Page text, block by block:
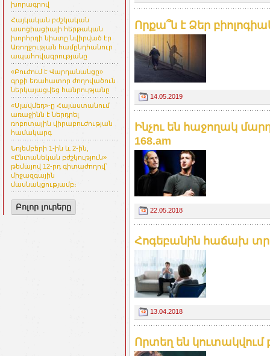
խորագրով
Հայկական բժշկական
ասոցիացիայի հերթական
խորհրդի նիստը նվիրված էր
Առողջության համընդհանուր
ապահովագրությանը
«Բուժում է Վարդանանցը»
գրքի եռահատոր ժողովածուն
ներկայացվեց հանրությանը
«Սլավմեդ»-ը Հայաստանում
առաջինն է ներդրել
ռոբոտային վիրաբուժության
համակարգ
Նոյեմբերի 1-ին և 2-ին,
«Ընտանեկան բժշկություն»
թեմայով 12-րդ գիտաժողով՝
միջազգային
մասնակցությամբ։
Բոլոր լուրերը
Որքա՞ն է Ձեր
14.05.2019
Ինչու են հաջողակ
168.am
22.05.2018
Հոգեբանին հաճախ
13.04.2018
Որտեղ են կուտակվում